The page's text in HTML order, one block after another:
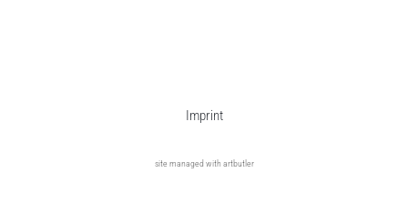
Imprint
site managed with artbutler